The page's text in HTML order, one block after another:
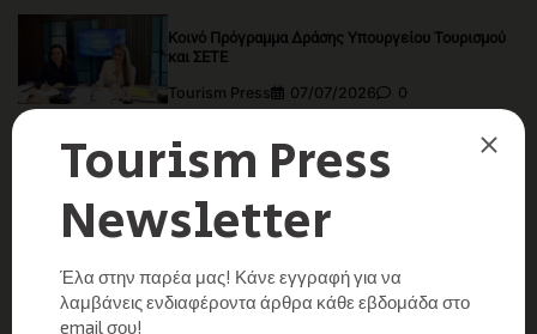
Κοινό Πρόγραμμα Δράσης Υπουργείου Τουρισμού
και ΣΕΤΕ
Tourism Press
07/07/2026 0
Εγκαινιάστηκε ο νέος Επιβατικός Σταθμός του
λιμένα Γαΐου στους Παξούς
Tourism Press
07/07/2026
Η Υφυπουργός Τουρισμού Άννα Καραμανλή στο
Συνέδριο «Αθλητισμός και Τουρισμός ως όχημα
Κοινωνικής Ανάπτυξης»